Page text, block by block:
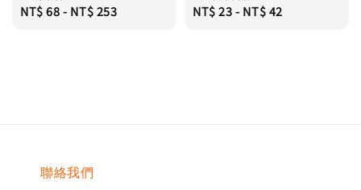
Regular
NT$ 68- NT$ 253
Regular
NT$ 23- NT$ 42
聯絡我們